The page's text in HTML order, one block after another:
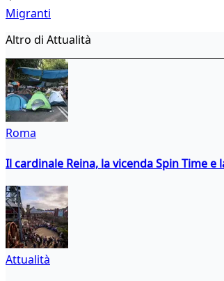
Migranti
Altro di Attualità
Roma
Il cardinale Reina, la vicenda Spin Time
Attualità